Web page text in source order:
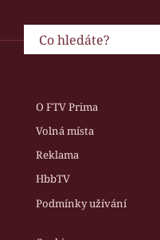
O FTV Prima
Volná místa
Reklama
HbbTV
Podmínky užívání